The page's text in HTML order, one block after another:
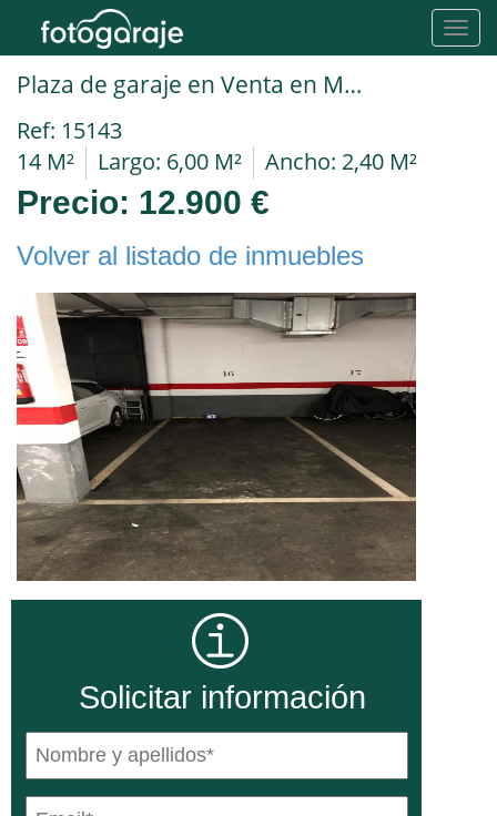
Plaza de garaje en Venta en Montgat en Ronda 8 de Marzo
Ref: 15143
14 M²
Largo: 6,00 M² Ancho: 2,40 M²
Precio: 12.900 €
Volver al listado de inmuebles
Solicitar información